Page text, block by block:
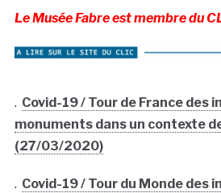
Le Musée Fabre est membre du
. Covid-19 / Tour de France des
monuments dans un contexte
(27/03/2020)
. Covid-19 / Tour du Monde des